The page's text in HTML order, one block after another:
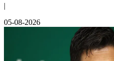
|
05-08-2026